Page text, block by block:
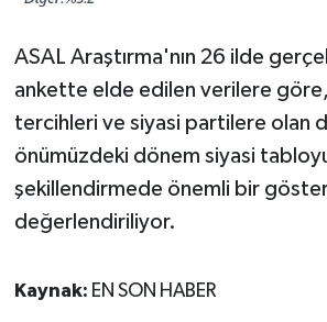
ASAL Araştırma'nın 26 ilde
ankette elde edilen verilere
tercihleri ve siyasi partilere olan
önümüzdeki dönem siyasi
şekillendirmede önemli bir
değerlendiriliyor.
Kaynak: EN SON HABER